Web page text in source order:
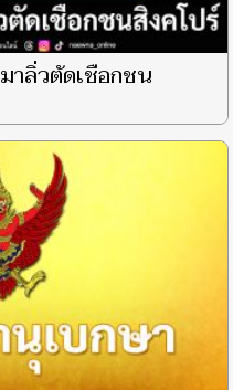
าลิ่วตัดเชือกชน